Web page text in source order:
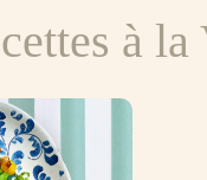
à la